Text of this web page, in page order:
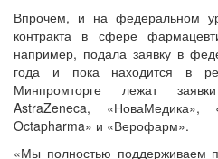
Впрочем, и на федеральном
контракта в сфере
например, подала заявку в
года и пока находится в
Минпромторге лежат
AstraZeneca, «НоваМедика»,
Octapharma» и «Верофарм».
«Мы полностью поддерживаем